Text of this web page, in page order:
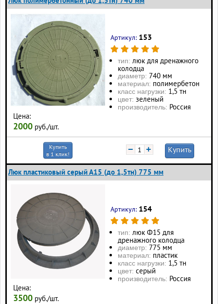
Цена:
2000 руб./шт.
Артикул: 153
тип: люк для дренажного
колодца
диаметр: 740 мм
материал: полимербетон
класс нагрузки: 1,5 тн
цвет: зеленый
производитель: Россия
Купить
в 1 клик!
− + Купить
Люк пластиковый серый А15 (до 1,5тн) 775 мм
Цена:
3500 руб./шт.
Артикул: 154
тип: люк Ф15 для
дренажного колодца
диаметр: 775 мм
материал: пластик
класс нагрузки: 1,5 тн
цвет: серый
производитель: Россия